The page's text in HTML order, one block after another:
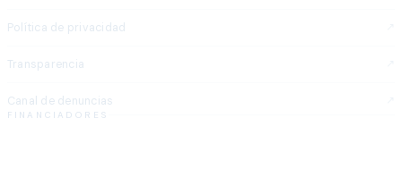
Política de privacidad
Transparencia
Canal de denuncias
FINANCIADORES